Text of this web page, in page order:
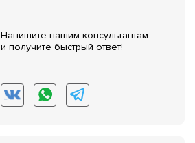
Напишите нашим консультантам
и получите быстрый ответ!